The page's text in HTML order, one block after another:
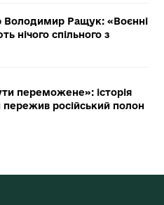
Володимир Ращук: «Воєнні
нічого спільного з
переможене»: історія
пережив російський полон